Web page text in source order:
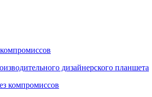
дизайнерского планшета